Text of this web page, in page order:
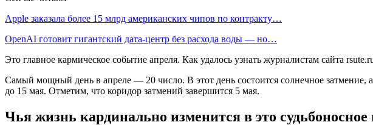
Apple заказала более 15 млрд американских чипов по контракту…
OpenAI готовит гигантский дата-центр без расхода воды — но…
Это главное кармическое событие апреля. Как удалось узнать журналистам сайта
Самый мощный день в апреле ― 20 число. В этот день состоится солнечное затмение,
до 15 мая. Отметим, что коридор затмений завершится 5 мая.
Чья жизнь кардинально изменится в это судьбоносное